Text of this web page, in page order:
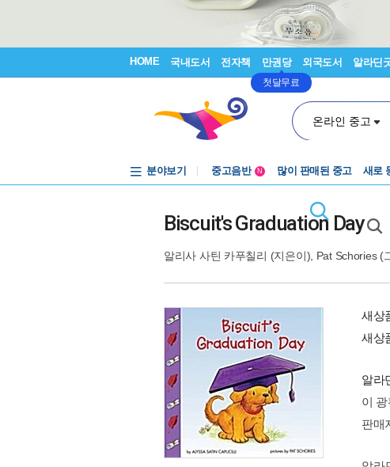
HOME 국내도서 전자책 만권당
첫달무료
외국도서 알라딘
온라인 중고
분야보기
중고음반
N 많이 판매된 중고 새로
Biscuit's Graduation Day
알리사 사틴 카푸칠리 (지은이), Pat Schories(
새상
새상
알라
이
판매